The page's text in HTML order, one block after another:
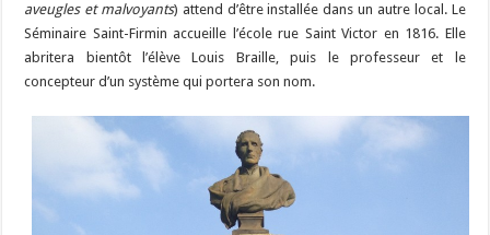
aveugles et malvoyants) attend d’être installée dans un autre local. Le
Séminaire Saint-Firmin accueille l’école rue Saint Victor en 1816. Elle
abritera bientôt l’élève Louis Braille, puis le professeur et le
concepteur d’un système qui portera son nom.